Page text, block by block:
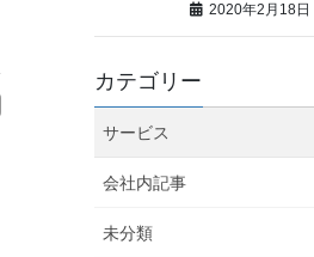
2020年2月18日
カテゴリー
サービス
会社内記事
未分類